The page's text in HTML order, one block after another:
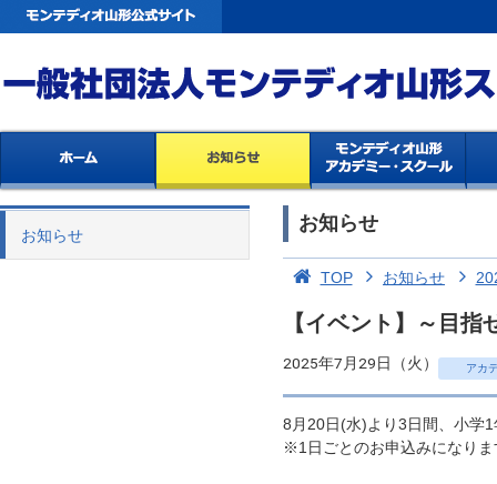
お知らせ
お知らせ
TOP お知らせ
【イベント】～目
2025年7月29日（火） アカ
8月20日(水)より3日間、小学
※1日ごとのお申込みになりま